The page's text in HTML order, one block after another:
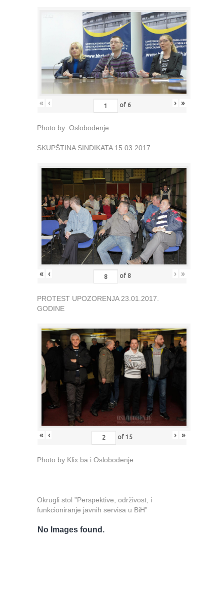
« ‹ of 6 › »
Photo by Oslobođenje
SKUPŠTINA SINDIKATA 15.03.2017.
« ‹ of 8 › »
PROTEST UPOZORENJA 23.01.2017.
GODINE
« ‹ of 15 › »
Photo by Klix.ba i Oslobođenje
Okrugli stol ”Perspektive, održivost, i
funkcioniranje javnih servisa u BiH”
No Images found.